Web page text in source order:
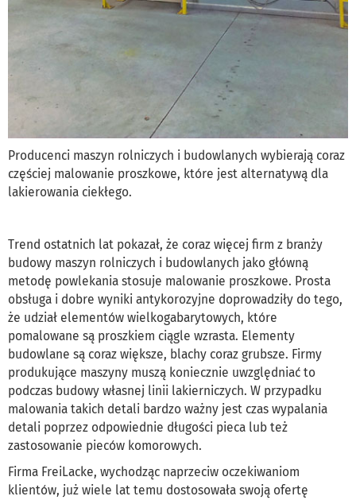
Producenci maszyn rolniczych i budowlanych wybierają coraz
częściej malowanie proszkowe, które jest alternatywą dla
lakierowania ciekłego.
Trend ostatnich lat pokazał, że coraz więcej firm z branży
budowy maszyn rolniczych i budowlanych jako główną
metodę powlekania stosuje malowanie proszkowe. Prosta
obsługa i dobre wyniki antykorozyjne doprowadziły do tego,
że udział elementów wielkogabarytowych, które
pomalowane są proszkiem ciągle wzrasta. Elementy
budowlane są coraz większe, blachy coraz grubsze. Firmy
produkujące maszyny muszą koniecznie uwzględniać to
podczas budowy własnej linii lakierniczych. W przypadku
malowania takich detali bardzo ważny jest czas wypalania
detali poprzez odpowiednie długości pieca lub też
zastosowanie pieców komorowych.
Firma FreiLacke, wychodząc naprzeciw oczekiwaniom
klientów, już wiele lat temu dostosowała swoją ofertę